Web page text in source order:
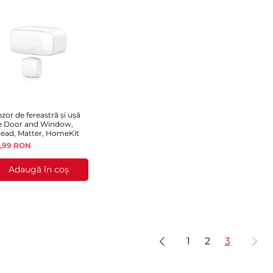
Afișare rapidă
de fereastră și ușă
Door and Window,
Matter, HomeKit
RON
Adaugă în coș
1 2 3